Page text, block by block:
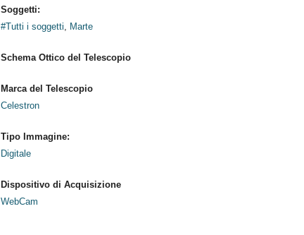
Soggetti:
#Tutti i soggetti, Marte
Schema Ottico del Telescopio
Marca del Telescopio
Celestron
Tipo Immagine:
Digitale
Dispositivo di Acquisizione
WebCam